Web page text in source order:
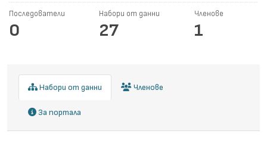
Последователи
0
Набори от данни
27
Членове
1
Набори от данни Членове
За портала